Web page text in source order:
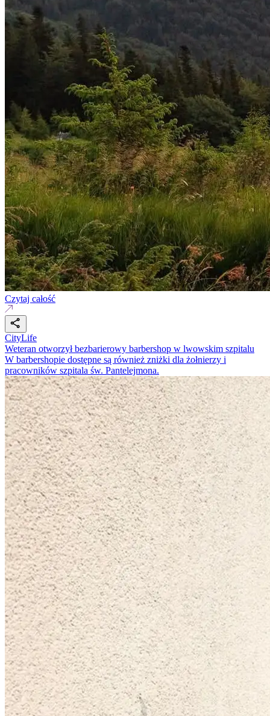
Czytaj całość
CityLife
Weteran otworzył bezbarierowy barbershop w lwowskim szpitalu
W barbershopie dostępne są również zniżki dla żołnierzy i
pracowników szpitala św. Pantelejmona.